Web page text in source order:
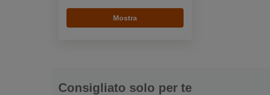
Mostra
Consigliato solo per te